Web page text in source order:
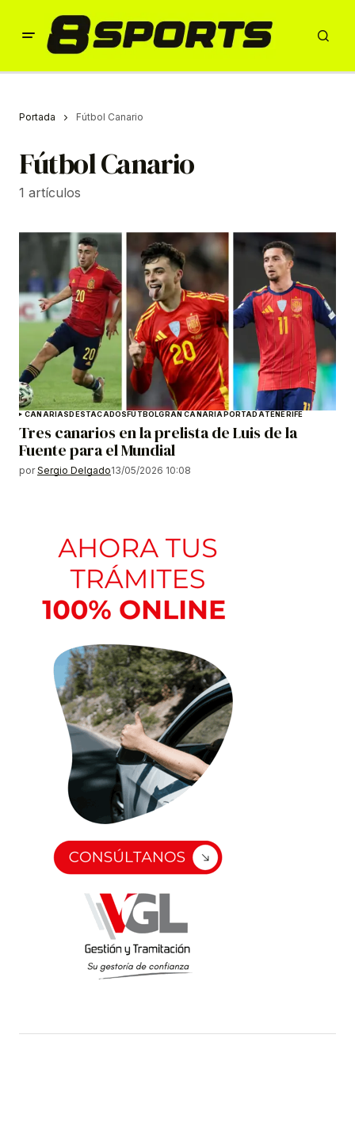
Portada Fútbol Canario
Fútbol Canario
1 artículos
CANARIASDESTACADOSFÚTBOLGRAN CANARIAPORTADATENERIFE
Tres canarios en la prelista de Luis de la
Fuente para el Mundial
por Sergio Delgado13/05/2026 10:08